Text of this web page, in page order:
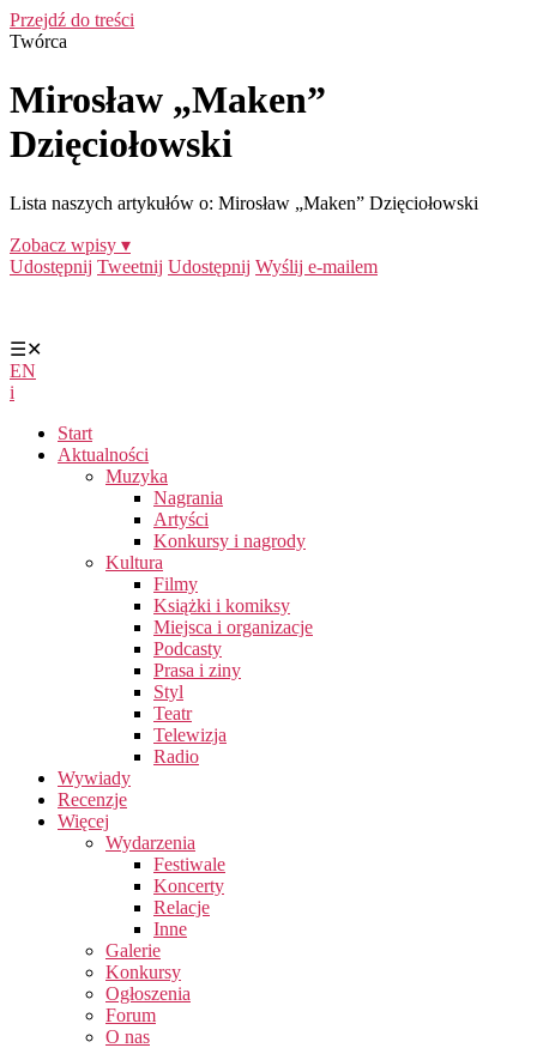
Przejdź do treści
Twórca
Mirosław „Maken”
Dzięciołowski
Lista naszych artykułów o: Mirosław „Maken” Dzięciołowski
Zobacz wpisy ▾
Udostępnij Tweetnij Udostępnij Wyślij e-mailem
☰✕
EN
i
Start
Aktualności
Muzyka
Nagrania
Artyści
Konkursy i nagrody
Kultura
Filmy
Książki i komiksy
Miejsca i organizacje
Podcasty
Prasa i ziny
Styl
Teatr
Telewizja
Radio
Wywiady
Recenzje
Więcej
Wydarzenia
Festiwale
Koncerty
Relacje
Inne
Galerie
Konkursy
Ogłoszenia
Forum
O nas